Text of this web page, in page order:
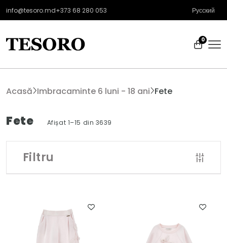
info@tesoro.md+373 68 280 053 Русский
0
Acasă Imbracaminte 6 luni - 18 ani Fete
Fete Afișat 1–15 din 3639
Filtru